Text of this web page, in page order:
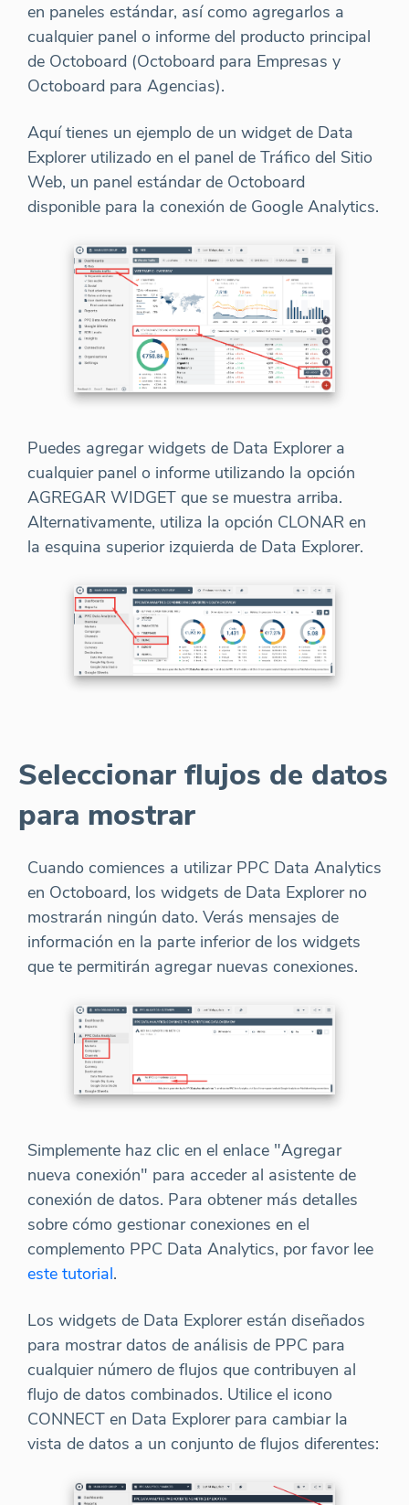
en paneles estándar, así como agregarlos a
cualquier panel o informe del producto principal
de Octoboard (Octoboard para Empresas y
Octoboard para Agencias).
Aquí tienes un ejemplo de un widget de Data
Explorer utilizado en el panel de Tráfico del Sitio
Web, un panel estándar de Octoboard
disponible para la conexión de Google Analytics.
Puedes agregar widgets de Data Explorer a
cualquier panel o informe utilizando la opción
AGREGAR WIDGET que se muestra arriba.
Alternativamente, utiliza la opción CLONAR en
la esquina superior izquierda de Data Explorer.
Seleccionar flujos de datos
para mostrar
Cuando comiences a utilizar PPC Data Analytics
en Octoboard, los widgets de Data Explorer no
mostrarán ningún dato. Verás mensajes de
información en la parte inferior de los widgets
que te permitirán agregar nuevas conexiones.
Simplemente haz clic en el enlace "Agregar
nueva conexión" para acceder al asistente de
conexión de datos. Para obtener más detalles
sobre cómo gestionar conexiones en el
complemento PPC Data Analytics, por favor lee
este tutorial.
Los widgets de Data Explorer están diseñados
para mostrar datos de análisis de PPC para
cualquier número de flujos que contribuyen al
flujo de datos combinados. Utilice el icono
CONNECT en Data Explorer para cambiar la
vista de datos a un conjunto de flujos diferentes: